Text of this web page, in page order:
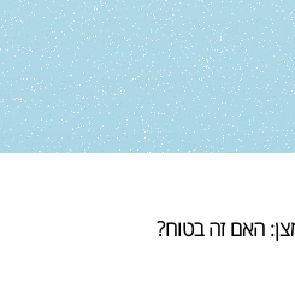
האם זה בטוח?